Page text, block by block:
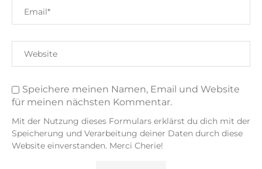
Speichere meinen Namen, Email und Website
für meinen nächsten Kommentar.
Mit der Nutzung dieses Formulars erklärst du dich mit der
Speicherung und Verarbeitung deiner Daten durch diese
Website einverstanden. Merci Cherie!